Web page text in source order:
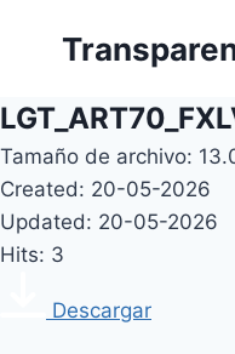
Tamaño de archivo:
Created: 20-05-2026
Updated: 20-05-2026
Hits: 3
Descargar